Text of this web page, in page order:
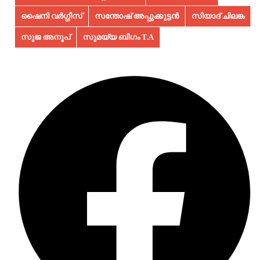
ഷൈനി വർഗ്ഗീസ് സന്തോഷ് അപ്പുക്കുട്ടൻ സിയാദ് ചിലങ്ക
സുജ അനൂപ്‌ സുമയ്യ ബീഗം T.A